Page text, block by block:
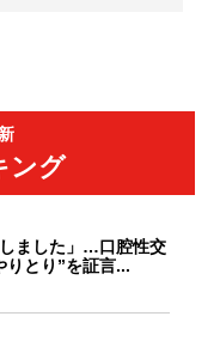
ング
しました」…口腔性交
りとり”を証言...